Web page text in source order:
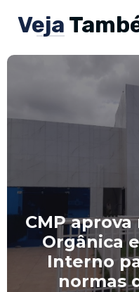
Veja
CMP
Orgânica
Interno
normas